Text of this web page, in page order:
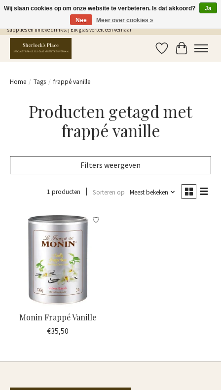
Gratis Verzending in NL vanaf €75,- | Sherlocks Place: dé plek voor MONIN siropen, bar
supplies en unieke drinks. | Elk glas vertelt een verhaal
Verlanglijst
Home / Tags / frappé vanille
Producten getagd met
frappé vanille
Filters weergeven
1 producten Sorteren op Meest bekeken
Monin Frappé Vanille
€35,50
Wij slaan cookies op om onze website te verbeteren. Is dat akkoord?
Ja
Nee
Meer over cookies »